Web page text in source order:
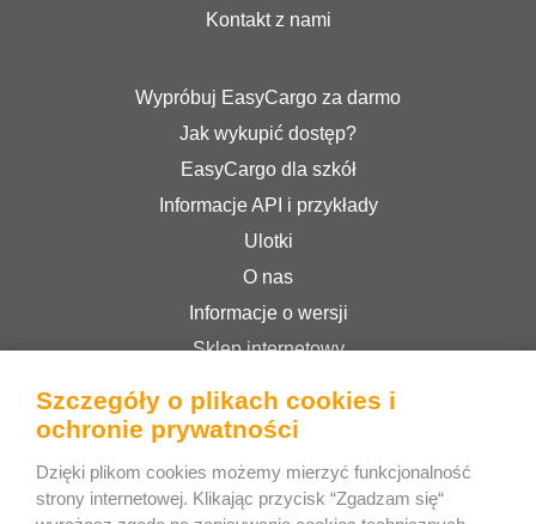
Kontakt z nami
Wypróbuj EasyCargo za darmo
Jak wykupić dostęp?
EasyCargo dla szkół
Informacje API i przykłady
Ulotki
O nas
Informacje o wersji
Sklep internetowy
Polityka prywatności
Bee Interactive s.r.o.
Szczegóły o plikach cookies i
ochronie prywatności
Dzięki plikom cookies możemy mierzyć funkcjonalność
strony internetowej. Klikając przycisk “Zgadzam się“